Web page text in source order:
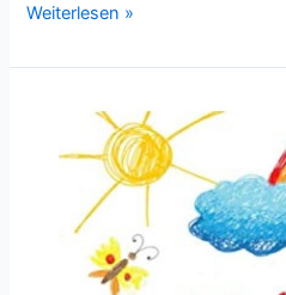
Weiterlesen »
Abschlussklassen
2023